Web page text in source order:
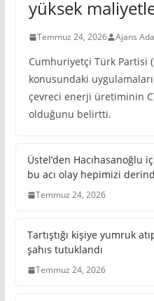
yüksek
Temmuz 24, 2026 Ajans Ada
Cumhuriyetçi Türk Partisi
konusundaki
çevreci enerji üretiminin
olduğunu belirtti.
Üstel’den Hacıhasanoğlu
bu acı olay hepimizi
Temmuz 24, 2026
Tartıştığı kişiye yumruk
şahıs tutuklandı
Temmuz 24, 2026